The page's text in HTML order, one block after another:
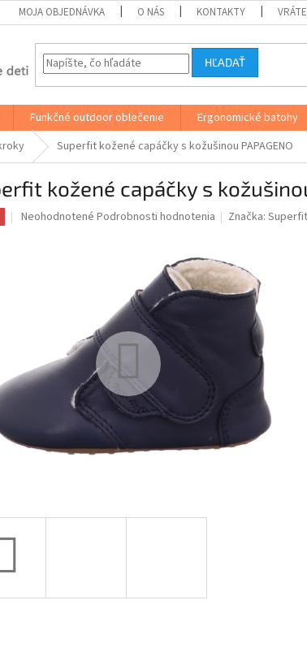
MOJA OBJEDNÁVKA O NÁS KONTAKTY
HĽADAŤ
Funkčné outdoor oblečenie Ergonomické batohy
Superfit kožené capáčky s kožušinou PAPAGENO
kožené capáčky s
Priemerné
Neohodnotené Podrobnosti hodnotenia Značka:Superfit